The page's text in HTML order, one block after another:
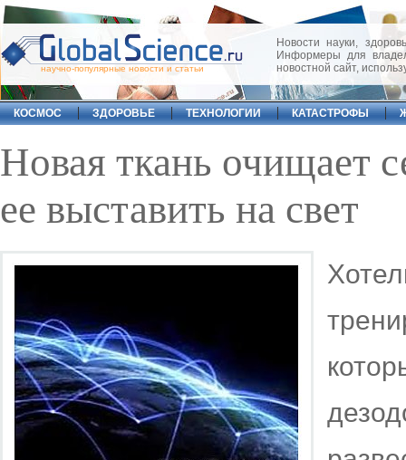
научно-популярные новости и статьи
Новости науки,
Информеры для
новостной сайт,
КОСМОС ЗДОРОВЬЕ ТЕХНОЛОГИИ КАТАСТРОФЫ
Новая ткань очищает
ее выставить на свет